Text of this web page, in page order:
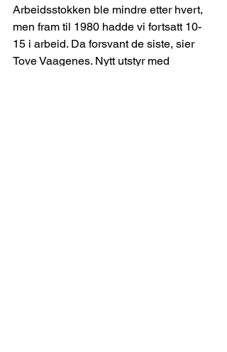
Arbeidsstokken ble mindre etter hvert,
men fram til 1980 hadde vi fortsatt 10-
15 i arbeid. Da forsvant de siste, sier
Tove Vaagenes. Nytt utstyr med